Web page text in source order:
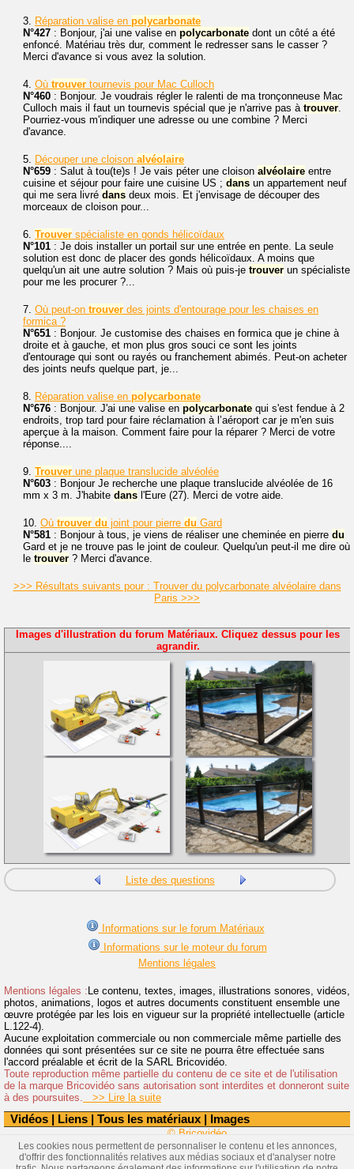
Vidéos | Liens | Tous les matériaux | Images
3. Réparation valise en polycarbonate
N°427 : Bonjour, j'ai une valise en polycarbonate dont un côté a été
enfoncé. Matériau très dur, comment le redresser sans le casser ?
Merci d'avance si vous avez la solution.
4. Où trouver tournevis pour Mac Culloch
N°460 : Bonjour. Je voudrais régler le ralenti de ma tronçonneuse Mac
Culloch mais il faut un tournevis spécial que je n'arrive pas à trouver.
Pourriez-vous m'indiquer une adresse ou une combine ? Merci
d'avance.
5. Découper une cloison alvéolaire
N°659 : Salut à tou(te)s ! Je vais péter une cloison alvéolaire entre
cuisine et séjour pour faire une cuisine US ; dans un appartement neuf
qui me sera livré dans deux mois. Et j'envisage de découper des
morceaux de cloison pour...
6. Trouver spécialiste en gonds hélicoïdaux
N°101 : Je dois installer un portail sur une entrée en pente. La seule
solution est donc de placer des gonds hélicoïdaux. A moins que
quelqu'un ait une autre solution ? Mais où puis-je trouver un spécialiste
pour me les procurer ?...
7. Où peut-on trouver des joints d'entourage pour les chaises en
formica ?
N°651 : Bonjour. Je customise des chaises en formica que je chine à
droite et à gauche, et mon plus gros souci ce sont les joints
d'entourage qui sont ou rayés ou franchement abimés. Peut-on acheter
des joints neufs quelque part, je...
8. Réparation valise en polycarbonate
N°676 : Bonjour. J'ai une valise en polycarbonate qui s'est fendue à 2
endroits, trop tard pour faire réclamation à l’aéroport car je m'en suis
aperçue à la maison. Comment faire pour la réparer ? Merci de votre
réponse....
9. Trouver une plaque translucide alvéolée
N°603 : Bonjour Je recherche une plaque translucide alvéolée de 16
mm x 3 m. J'habite dans l'Eure (27). Merci de votre aide.
10. Où trouver du joint pour pierre du Gard
N°581 : Bonjour à tous, je viens de réaliser une cheminée en pierre du
Gard et je ne trouve pas le joint de couleur. Quelqu'un peut-il me dire où
le trouver ? Merci d'avance.
>>> Résultats suivants pour : Trouver du polycarbonate alvéolaire dans
Paris >>>
Images d'illustration du forum Matériaux. Cliquez dessus pour les
agrandir.
Liste des questions
Informations sur le forum Matériaux
Informations sur le moteur du forum
Mentions légales
Mentions légales : Le contenu, textes, images, illustrations sonores, vidéos,
photos, animations, logos et autres documents constituent ensemble une
œuvre protégée par les lois en vigueur sur la propriété intellectuelle (article
L.122-4).
Aucune exploitation commerciale ou non commerciale même partielle des
données qui sont présentées sur ce site ne pourra être effectuée sans
l'accord préalable et écrit de la SARL Bricovidéo.
Toute reproduction même partielle du contenu de ce site et de l'utilisation
de la marque Bricovidéo sans autorisation sont interdites et donneront suite
à des poursuites. >> Lire la suite
© Bricovidéo
Les cookies nous permettent de personnaliser le contenu et les annonces,
d'offrir des fonctionnalités relatives aux médias sociaux et d'analyser notre